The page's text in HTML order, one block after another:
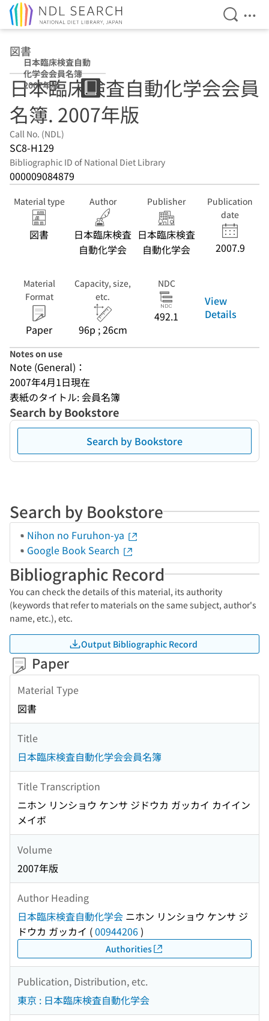
Open
図書
日本臨床検査自動
化学会会員名簿
2007年版
日本臨床検査自動化学会会員
名簿. 2007年版
Call No. (NDL)
SC8-H129
Bibliographic ID of National Diet Library
000009084879
Material type
図書
Author
日本臨床検査
自動化学会
Publisher
日本臨床検査
自動化学会
Publication
date
2007.9
Material
Format
Paper
Capacity, size,
etc.
96p ; 26cm
NDC
492.1
View
Details
Notes on use
Note (General)：
2007年4月1日現在
表紙のタイトル: 会員名簿
Search by Bookstore
Search by Bookstore
Search by Bookstore
Nihon no Furuhon-ya
Google Book Search
Bibliographic Record
You can check the details of this material, its authority
(keywords that refer to materials on the same subject, author's
name, etc.), etc.
Output Bibliographic Record
Paper
Material Type
図書
Title
日本臨床検査自動化学会会員名簿
Title Transcription
ニホン リンショウ ケンサ ジドウカ ガッカイ カイイン
メイボ
Volume
2007年版
Author Heading
日本臨床検査自動化学会 ニホン リンショウ ケンサ ジ
ドウカ ガッカイ (00944206)
Authorities
Publication, Distribution, etc.
東京 : 日本臨床検査自動化学会